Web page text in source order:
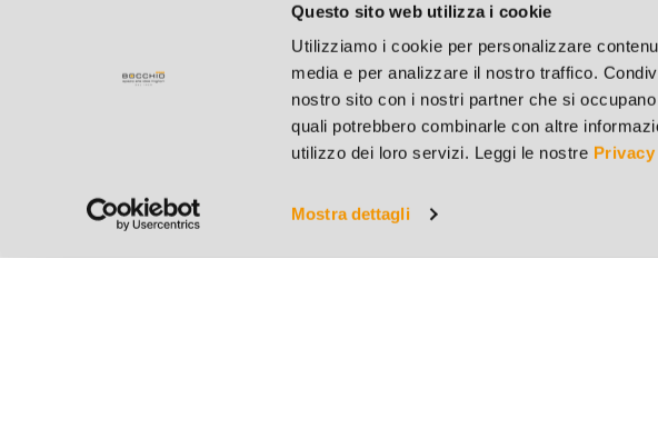
Questo sito web utilizza i cookie
Utilizziamo i cookie per personalizzare
media e per analizzare il nostro traffico.
nostro sito con i nostri partner che si
quali potrebbero combinarle con altre
utilizzo dei loro servizi. Leggi le nostre
Mostra dettagli